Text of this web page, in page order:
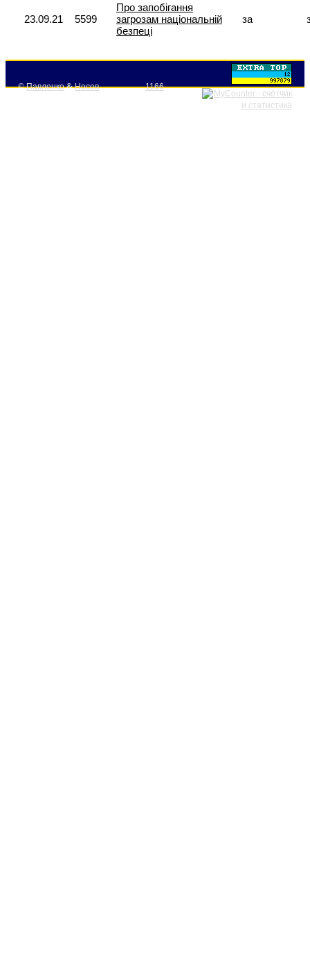
23.09.21 5599
Про запобігання
загрозам національній
безпеці
за
©Павленко&Носов 1166